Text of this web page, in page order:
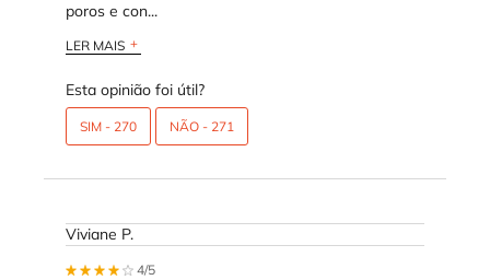
poros e con...
LER MAIS
Esta opinião foi útil?
SIM - 270 NÃO - 271
Viviane P.
4 out of 5 stars.
4/5